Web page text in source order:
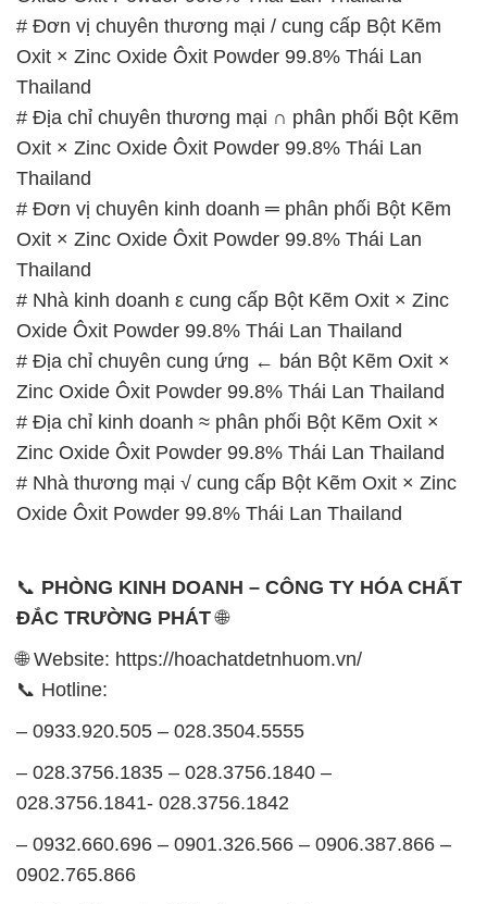
# Đơn vị chuyên thương mại / cung cấp Bột Kẽm
Oxit × Zinc Oxide Ôxit Powder 99.8% Thái Lan
Thailand
# Địa chỉ chuyên thương mại ∩ phân phối Bột Kẽm
Oxit × Zinc Oxide Ôxit Powder 99.8% Thái Lan
Thailand
# Đơn vị chuyên kinh doanh ═ phân phối Bột Kẽm
Oxit × Zinc Oxide Ôxit Powder 99.8% Thái Lan
Thailand
# Nhà kinh doanh ε cung cấp Bột Kẽm Oxit × Zinc
Oxide Ôxit Powder 99.8% Thái Lan Thailand
# Địa chỉ chuyên cung ứng ← bán Bột Kẽm Oxit ×
Zinc Oxide Ôxit Powder 99.8% Thái Lan Thailand
# Địa chỉ kinh doanh ≈ phân phối Bột Kẽm Oxit ×
Zinc Oxide Ôxit Powder 99.8% Thái Lan Thailand
# Nhà thương mại √ cung cấp Bột Kẽm Oxit × Zinc
Oxide Ôxit Powder 99.8% Thái Lan Thailand
📞 PHÒNG KINH DOANH – CÔNG TY HÓA CHẤT
ĐẮC TRƯỜNG PHÁT🌐
🌐 Website: https://hoachatdetnhuom.vn/
📞 Hotline:
– 0933.920.505 – 028.3504.5555
– 028.3756.1835 – 028.3756.1840 –
028.3756.1841- 028.3756.1842
– 0932.660.696 – 0901.326.566 – 0906.387.866 –
0902.765.866